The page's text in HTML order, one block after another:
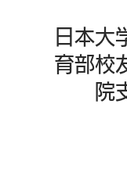
日本大
育部校
院